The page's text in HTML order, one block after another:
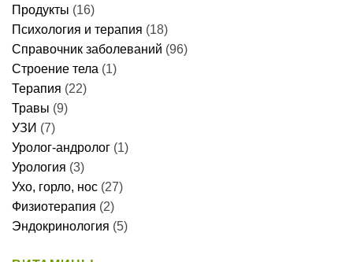
Продукты (16)
Психология и терапия (18)
Справочник заболеваний (96)
Строение тела (1)
Терапия (22)
Травы (9)
УЗИ (7)
Уролог-андролог (1)
Урология (3)
Ухо, горло, нос (27)
Физиотерапия (2)
Эндокринология (5)